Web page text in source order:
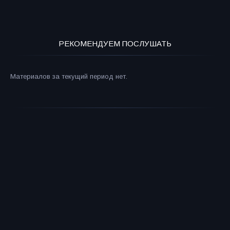
РЕКОМЕНДУЕМ ПОСЛУШАТЬ
Материалов за текущий период нет.